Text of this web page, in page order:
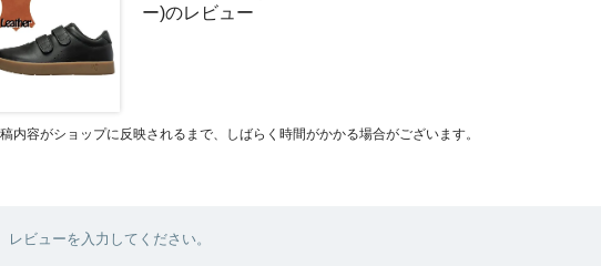
ー)のレビュー
内容がショップに反映されるまで、しばらく時間がかかる場合がございます。
レビューを入力してください。